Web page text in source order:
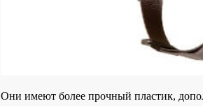
Они имеют более прочный пластик,